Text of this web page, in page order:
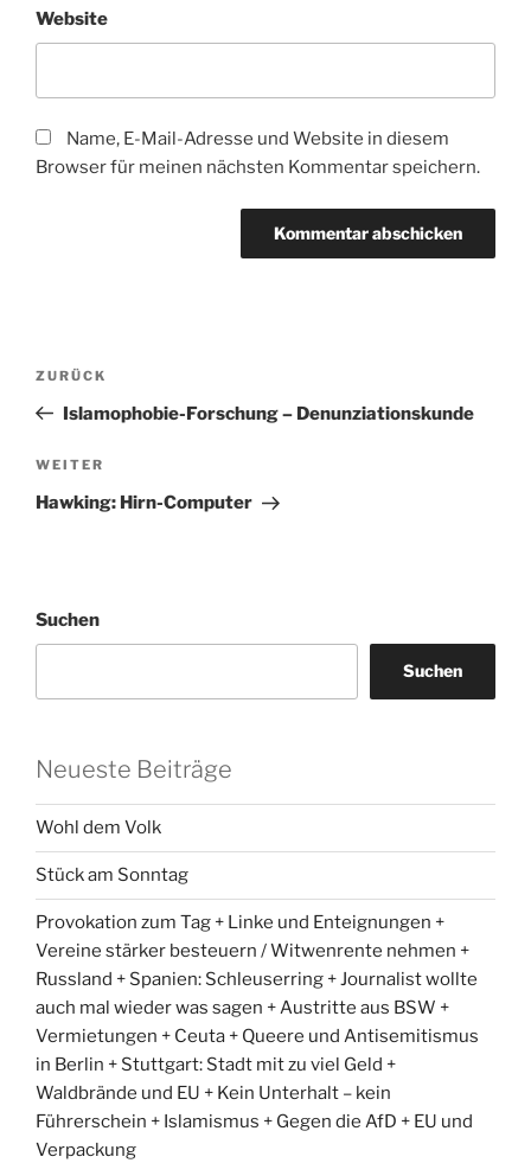
Website
Name, E-Mail-Adresse und Website in diesem
Browser für meinen nächsten Kommentar speichern.
Beitragsnavigation
Vorheriger
Beitrag
ZURÜCK
Islamophobie-Forschung – Denunziationskunde
Nächster
Beitrag
WEITER
Hawking: Hirn-Computer
Suchen
Suchen
Neueste Beiträge
Wohl dem Volk
Stück am Sonntag
Provokation zum Tag + Linke und Enteignungen +
Vereine stärker besteuern / Witwenrente nehmen +
Russland + Spanien: Schleuserring + Journalist wollte
auch mal wieder was sagen + Austritte aus BSW +
Vermietungen + Ceuta + Queere und Antisemitismus
in Berlin + Stuttgart: Stadt mit zu viel Geld +
Waldbrände und EU + Kein Unterhalt – kein
Führerschein + Islamismus + Gegen die AfD + EU und
Verpackung